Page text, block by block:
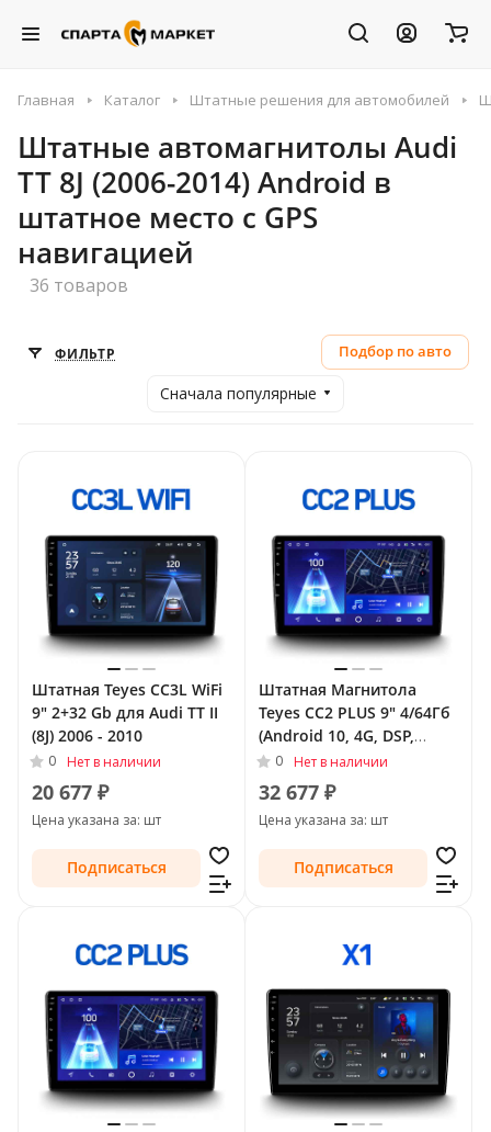
Главная Каталог Штатные решения для автомобилей
Штатные автомагнитолы Audi
TT 8J (2006-2014) Android в
штатное место с GPS
навигацией
36 товаров
ФИЛЬТР Подбор по авто
Сначала популярные
Штатная Teyes CC3L WiFi
9" 2+32 Gb для Audi TT II
(8J) 2006 - 2010
0 Нет в наличии
20 677 ₽
Цена указана за: шт
Подписаться
Штатная Магнитола
Teyes CC2 PLUS 9" 4/64Гб
(Android 10, 4G, DSP,
QLed) для Audi TT II (8J)
2006 - 2010
0 Нет в наличии
32 677 ₽
Цена указана за: шт
Подписаться